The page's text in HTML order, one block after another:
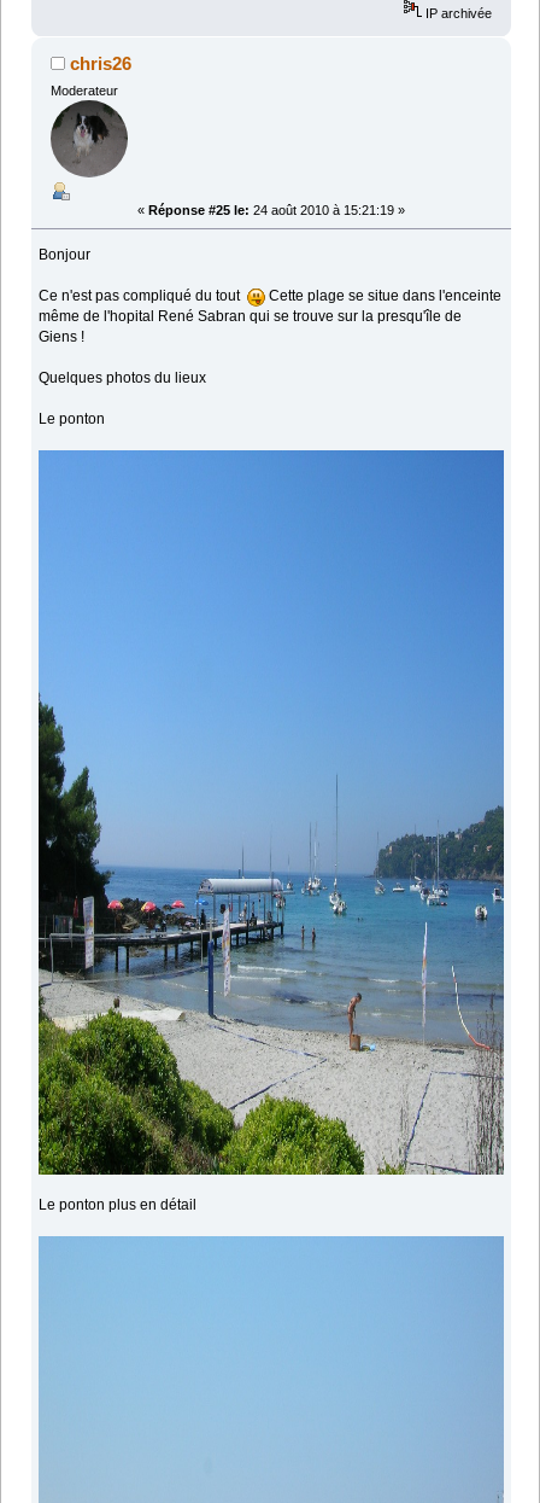
IP archivée
chris26
Moderateur
« Réponse #25 le: 24 août 2010 à 15:21:19 »
Bonjour
Ce n'est pas compliqué du tout
Cette plage se situe dans l'enceinte
même de l'hopital René Sabran qui se trouve sur la presqu'île de
Giens !
Quelques photos du lieux
Le ponton
Le ponton plus en détail